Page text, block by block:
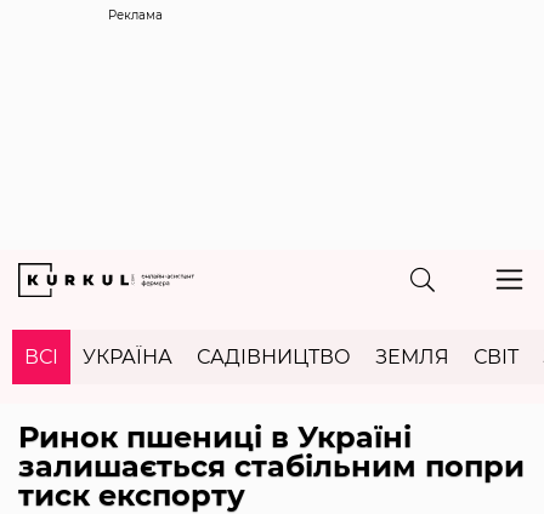
Реклама
ВСІ УКРАЇНА САДІВНИЦТВО ЗЕМЛЯ СВІТ
Ринок пшениці в Україні
залишається стабільним попри
тиск експорту